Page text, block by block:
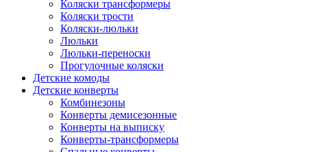
Коляски трансформеры
Коляски трости
Коляски-люльки
Люльки
Люльки-переноски
Прогулочные коляски
Детские комоды
Детские конверты
Комбинезоны
Конверты демисезонные
Конверты на выписку
Конверты-трансформеры